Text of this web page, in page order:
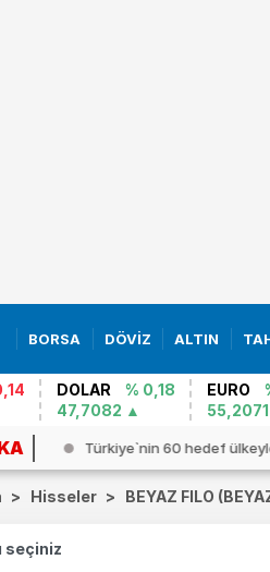
BORSA DÖVİZ ALTIN
DOLAR
% 0,18
47,7082
EURO
55,2071
Türkiye`nin 60 hedef
> Hisseler > BEYAZ FILO